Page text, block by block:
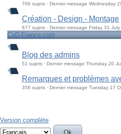
706 sujets · Dernier message Wednesday
Création - Design - Montage
677 sujets · Dernier message Friday 31
CoD-France.com
Blog des admins
51 sujets · Dernier message Thursday 20
Remarques et problèmes
358 sujets · Dernier message Tuesday 17
Version complète